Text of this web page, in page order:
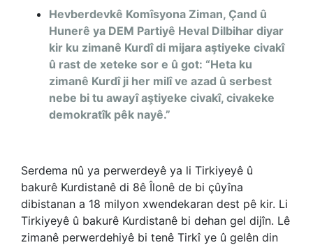
Hevberdevkê Komîsyona Ziman, Çand û
Hunerê ya DEM Partiyê Heval Dilbihar diyar
kir ku zimanê Kurdî di mijara aştiyeke civakî
û rast de xeteke sor e û got: “Heta ku
zimanê Kurdî ji her milî ve azad û serbest
nebe bi tu awayî aştiyeke civakî, civakeke
demokratîk pêk nayê.”
Serdema nû ya perwerdeyê ya li Tirkiyeyê û
bakurê Kurdistanê di 8ê Îlonê de bi çûyîna
dibistanan a 18 milyon xwendekaran dest pê kir. Li
Tirkiyeyê û bakurê Kurdistanê bi dehan gel dijîn. Lê
zimanê perwerdehiyê bi tenê Tirkî ye û gelên din